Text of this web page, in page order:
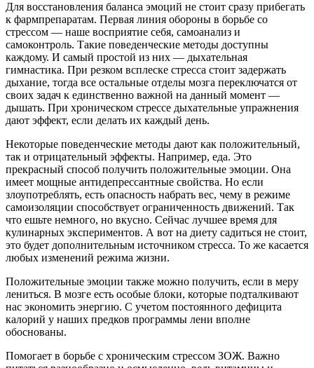
Для восстановления баланса эмоций не стоит сразу прибегать
к фармпрепаратам. Первая линия обороны в борьбе со
стрессом — наше восприятие себя, самоанализ и
самоконтроль. Такие поведенческие методы доступны
каждому. И самый простой из них — дыхательная
гимнастика. При резком всплеске стресса стоит задержать
дыхание, тогда все остальные отделы мозга переключатся от
своих задач к единственно важной на данный момент —
дышать. При хроническом стрессе дыхательные упражнения
дают эффект, если делать их каждый день.
Некоторые поведенческие методы дают как положительный,
так и отрицательный эффекты. Например, еда. Это
прекрасный способ получить положительные эмоции. Она
имеет мощные антидепрессантные свойства. Но если
злоупотреблять, есть опасность набрать вес, чему в режиме
самоизоляции способствует ограниченность движений. Так
что ешьте немного, но вкусно. Сейчас лучшее время для
кулинарных экспериментов. А вот на диету садиться не стоит,
это будет дополнительным источником стресса. То же касается
любых изменений режима жизни.
Положительные эмоции также можно получить, если в меру
лениться. В мозге есть особые блоки, которые подталкивают
нас экономить энергию. С учетом постоянного дефицита
калорий у наших предков программы лени вполне
обоснованы.
Помогает в борьбе с хроническим стрессом ЗОЖ. Важно